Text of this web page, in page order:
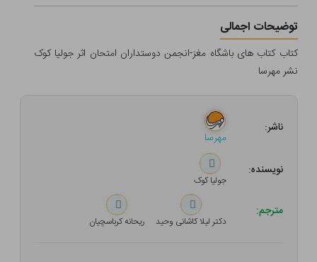
توضیحات اجمالی
کتاب کتاب های باشگاه مغز-انجمن دوستداران امتحان اثر جولیا کوک
نشر مهرسا
ناشر:
مهرسا
نویسنده:
جولیا کوک
مترجم:
دکتر لیلا کاشانی وحید ریحانه کرباسچیان